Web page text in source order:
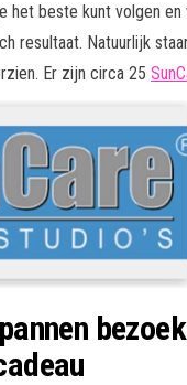
het beste kunt volgen
resultaat. Natuurlijk
Er zijn circa 25